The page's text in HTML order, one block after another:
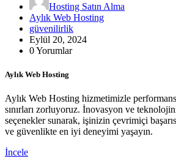
Hosting Satın Alma
Aylık Web Hosting
güvenilirlik
Eylül 20, 2024
0 Yorumlar
Aylık Web Hosting
Aylık Web Hosting hizmetimizle
sınırları zorluyoruz. İnovasyon ve
seçenekler sunarak, işinizin çevrimiçi
ve güvenlikte en iyi deneyimi yaşayın.
İncele